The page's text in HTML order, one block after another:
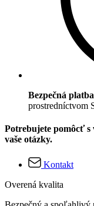
Bezpečná platba
prostredníctvom
Potrebujete pomôcť s
vaše otázky.
Kontakt
Overená kvalita